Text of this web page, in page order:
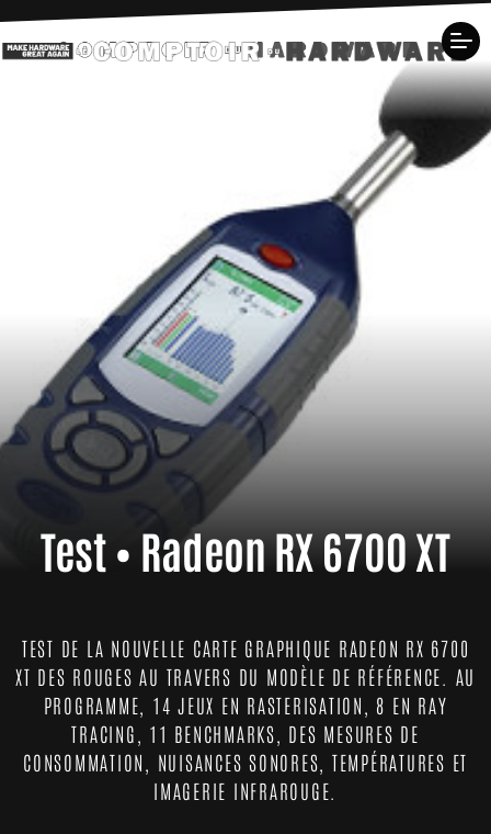
Test • Radeon RX 6700 XT
TEST DE LA NOUVELLE CARTE GRAPHIQUE RADEON RX 6700
XT DES ROUGES AU TRAVERS DU MODÈLE DE RÉFÉRENCE. AU
PROGRAMME, 14 JEUX EN RASTERISATION, 8 EN RAY
TRACING, 11 BENCHMARKS, DES MESURES DE
CONSOMMATION, NUISANCES SONORES, TEMPÉRATURES ET
IMAGERIE INFRAROUGE.